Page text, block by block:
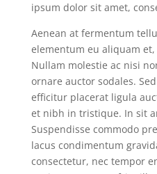
ipsum dolor sit amet,
Aenean at fermentum
elementum eu aliquam
Nullam molestie ac nisi
ornare auctor sodales.
efficitur placerat ligula
et nibh in tristique. In sit
Suspendisse commodo
lacus condimentum
consectetur, nec tempor